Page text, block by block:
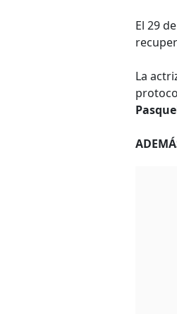
El 29
La